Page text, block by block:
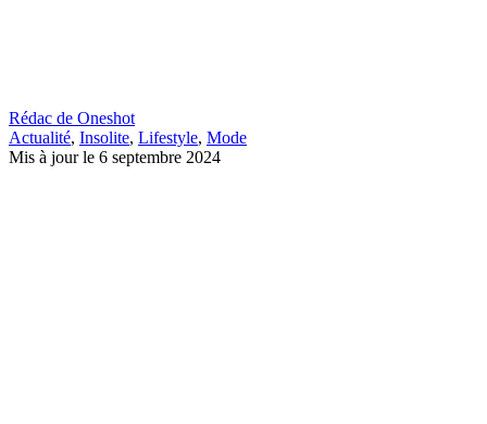
Rédac de Oneshot
Actualité, Insolite, Lifestyle, Mode
Mis à jour le 6 septembre 2024